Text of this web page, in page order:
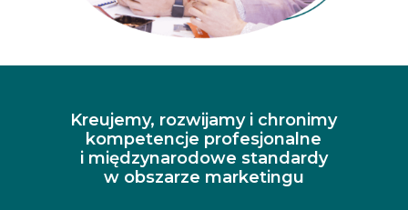
Kreujemy, rozwijamy i chronimy
kompetencje profesjonalne
i międzynarodowe standardy
w obszarze marketingu